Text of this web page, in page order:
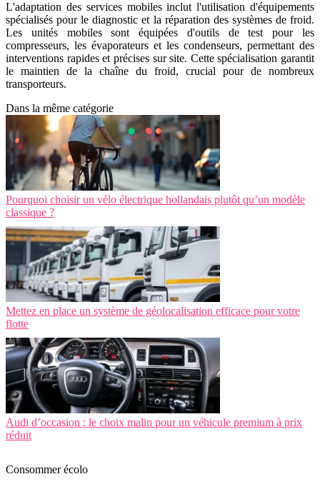
L'adaptation des services mobiles inclut l'utilisation d'équipements
spécialisés pour le diagnostic et la réparation des systèmes de froid.
Les unités mobiles sont équipées d'outils de test pour les
compresseurs, les évaporateurs et les condenseurs, permettant des
interventions rapides et précises sur site. Cette spécialisation garantit
le maintien de la chaîne du froid, crucial pour de nombreux
transporteurs.
Dans la même catégorie
Pourquoi choisir un vélo électrique hollandais plutôt qu’un modèle
classique ?
Mettez en place un système de géolocalisation efficace pour votre
flotte
Audi d’occasion : le choix malin pour un véhicule premium à prix
réduit
Consommer écolo